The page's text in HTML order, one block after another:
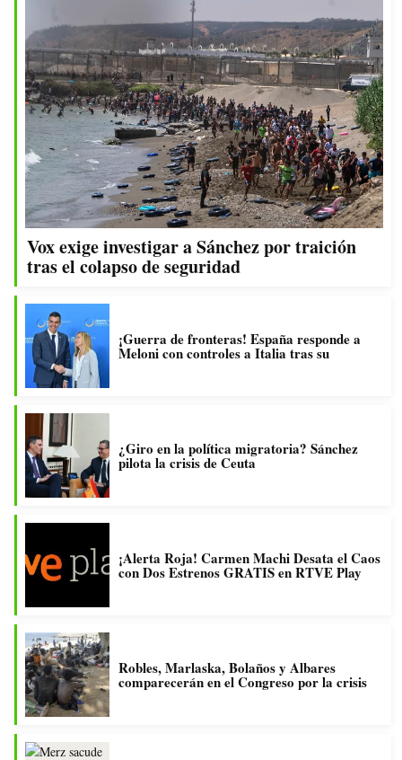
Vox exige investigar a Sánchez por traición
tras el colapso de seguridad
¡Guerra de fronteras! España responde a
Meloni con controles a Italia tras su
¿Giro en la política migratoria? Sánchez
pilota la crisis de Ceuta
¡Alerta Roja! Carmen Machi Desata el Caos
con Dos Estrenos GRATIS en RTVE Play
Robles, Marlaska, Bolaños y Albares
comparecerán en el Congreso por la crisis